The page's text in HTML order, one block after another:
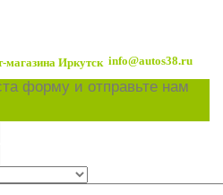
info@autos38.ru
форму и отправьте нам